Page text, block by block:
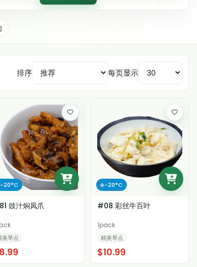
排序 每页显示
20°C
豉汁焖凤爪
美早点
❄️-20°C
#08 彩丝牛百叶
1pack
精美早点
$10.99